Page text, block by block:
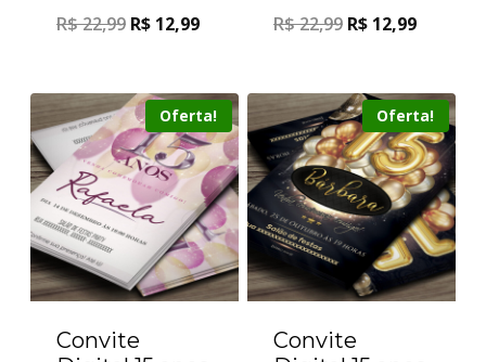
R$22,99 R$ 12,99 R$22,99 R$ 12,99
Oferta!
Convite
Oferta!
Convite